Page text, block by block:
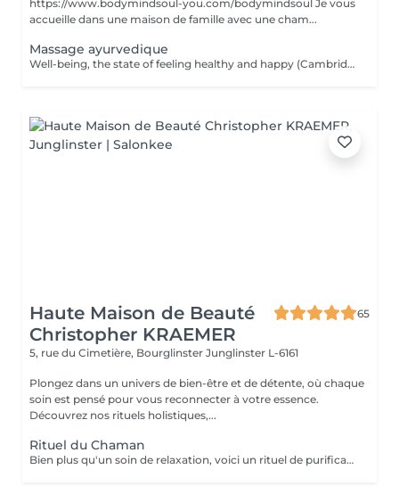
https://www.bodymindsoul-you.com/bodymindsoul Je vous
accueille dans une maison de famille avec une cham...
Massage ayurvedique
Well-being, the state of feeling healthy and happy (Cambridge dictionary) is exactly what you get during the massage. Your body and mind are in agreement. Find a moment of listening, relaxation and the opportunity to refocus and rejuvenate. The massage provokes the release of happiness hormones. The Ayurveda massage finds its roots in India and invites the body to heal itself and create balance between body, mind and spirit, all by getting massaged with hot organic oil. While the oil enters the body with smooth massage techniques, it helps the body to detoxify and release properly. In Ayurveda the science of life a person's health is based on their dosha = a balance of the five elements of the world known as fire, water, earth, space and air. The three doshas: VATA (air & space); PITTA (fire & water); KAPHA ( earth & water). Each person has one dominant dosha based on physical, emotional, mental, and behavioral characteristics. The focus is to bring the energy centers (chakras) in balance by encouraging the elimination of toxins and making the energy in our body flow.
Haute Maison de Beauté
Christopher KRAEMER
65
5, rue du Cimetière, Bourglinster Junglinster L-6161
Plongez dans un univers de bien-être et de détente, où chaque
soin est pensé pour vous reconnecter à votre essence.
Découvrez nos rituels holistiques,...
Rituel du Chaman
Bien plus qu'un soin de relaxation, voici un rituel de purification incroyable. Tous les bienfaits du HeadSpa, de la naturopathie, de la sophrologie et des soins énergétiques, sont réunis dans ce rituel d'exception pour remise à zéro. Nous travaillons toutes les couches du corps humain. Physique, vibratoires, énergétiques etc Ne comprend pas le séchage des cheveux.